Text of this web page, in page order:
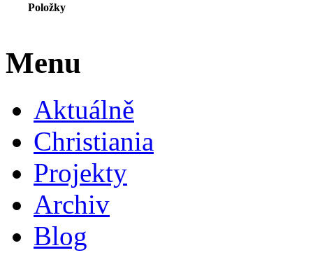
Položky
Menu
Aktuálně
Christiania
Projekty
Archiv
Blog